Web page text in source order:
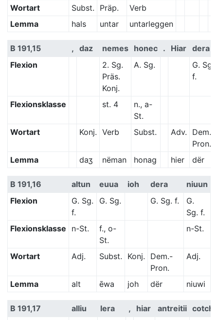
Wortart Subst. Präp. Verb
Lemma
hals untar untarleggen
B 191,15 , daz nemes honec . Hiar
dera
Flexion
2. Sg.
Präs.
Konj.
A. Sg.
G. Sg.
f.
Flexionsklasse st. 4
n., a-
St.
Wortart
Konj. Verb Subst. Adv.
Dem.-
Pron.
Lemma
daʒ nëman honag hier dër
B 191,16 altun euua ioh dera
niuun
Flexion
G. Sg.
f.
G. Sg. G. Sg. f.
G.
Sg. f.
Flexionsklasse
n-St.
f., o-
St.
n-St.
Wortart Adj. Subst. Konj.
Dem.-
Pron.
Adj.
Lemma alt ēwa joh dër niuwi
B 191,17 alliu lera , hiar antreitii